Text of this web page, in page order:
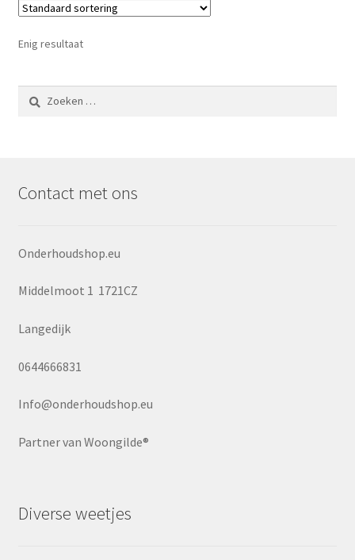
Enig resultaat
naar:
Contact met ons
Onderhoudshop.eu
Middelmoot 1 1721CZ
Langedijk
0644666831
Info@onderhoudshop.eu
Partner van Woongilde®
Diverse weetjes